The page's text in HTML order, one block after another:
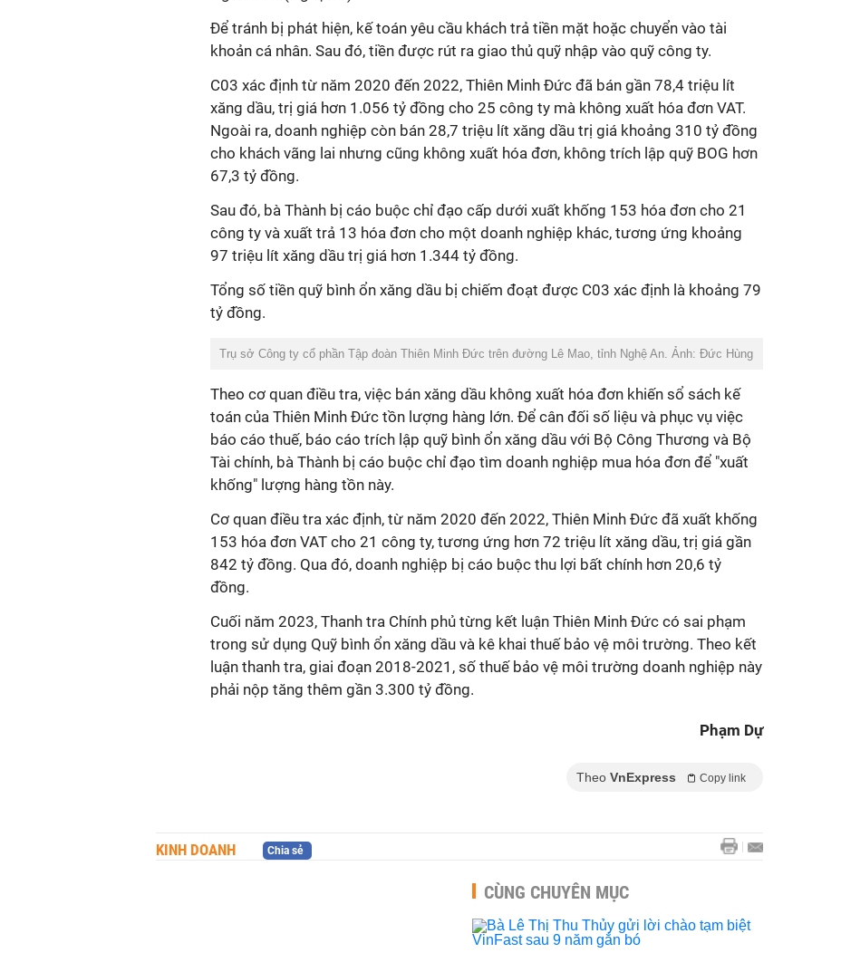
Để tránh bị phát hiện, kế toán yêu cầu khách trả tiền mặt hoặc chuyển vào tài
khoản cá nhân. Sau đó, tiền được rút ra giao thủ quỹ nhập vào quỹ công ty.
C03 xác định từ năm 2020 đến 2022, Thiên Minh Đức đã bán gần 78,4 triệu lít
xăng dầu, trị giá hơn 1.056 tỷ đồng cho 25 công ty mà không xuất hóa đơn VAT.
Ngoài ra, doanh nghiệp còn bán 28,7 triệu lít xăng dầu trị giá khoảng 310 tỷ đồng
cho khách vãng lai nhưng cũng không xuất hóa đơn, không trích lập quỹ BOG hơn
67,3 tỷ đồng.
Sau đó, bà Thành bị cáo buộc chỉ đạo cấp dưới xuất khống 153 hóa đơn cho 21
công ty và xuất trả 13 hóa đơn cho một doanh nghiệp khác, tương ứng khoảng
97 triệu lít xăng dầu trị giá hơn 1.344 tỷ đồng.
Tổng số tiền quỹ bình ổn xăng dầu bị chiếm đoạt được C03 xác định là khoảng 79
tỷ đồng.
Trụ sở Công ty cổ phần Tập đoàn Thiên Minh Đức trên đường Lê Mao, tỉnh Nghệ An. Ảnh: Đức Hùng
Theo cơ quan điều tra, việc bán xăng dầu không xuất hóa đơn khiến sổ sách kế
toán của Thiên Minh Đức tồn lượng hàng lớn. Để cân đối số liệu và phục vụ việc
báo cáo thuế, báo cáo trích lập quỹ bình ổn xăng dầu với Bộ Công Thương và Bộ
Tài chính, bà Thành bị cáo buộc chỉ đạo tìm doanh nghiệp mua hóa đơn để "xuất
khống" lượng hàng tồn này.
Cơ quan điều tra xác định, từ năm 2020 đến 2022, Thiên Minh Đức đã xuất khống
153 hóa đơn VAT cho 21 công ty, tương ứng hơn 72 triệu lít xăng dầu, trị giá gần
842 tỷ đồng. Qua đó, doanh nghiệp bị cáo buộc thu lợi bất chính hơn 20,6 tỷ
đồng.
Cuối năm 2023, Thanh tra Chính phủ từng kết luận Thiên Minh Đức có sai phạm
trong sử dụng Quỹ bình ổn xăng dầu và kê khai thuế bảo vệ môi trường. Theo kết
luận thanh tra, giai đoạn 2018-2021, số thuế bảo vệ môi trường doanh nghiệp này
phải nộp tăng thêm gần 3.300 tỷ đồng.
Phạm Dự
Theo VnExpress Copy link
KINH DOANH Chia sẻ
CÙNG CHUYÊN MỤC